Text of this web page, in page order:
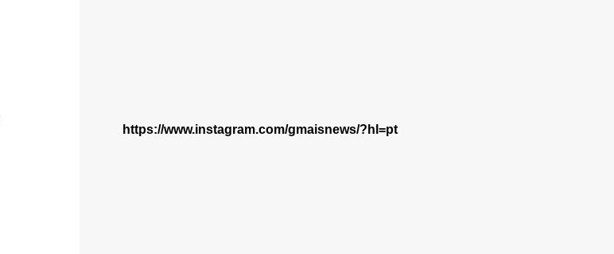
https://www.instagram.com/gmaisnews/?hl=pt